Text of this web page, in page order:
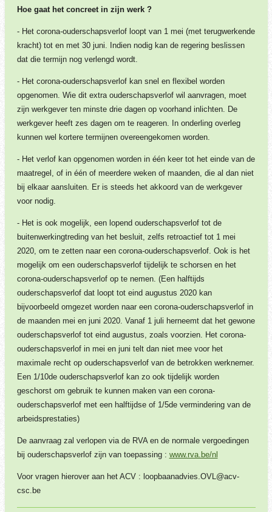
Hoe gaat het concreet in zijn werk ?
- Het corona-ouderschapsverlof loopt van 1 mei (met terugwerkende
kracht) tot en met 30 juni. Indien nodig kan de regering beslissen
dat die termijn nog verlengd wordt.
- Het corona-ouderschapsverlof kan snel en flexibel worden
opgenomen. Wie dit extra ouderschapsverlof wil aanvragen, moet
zijn werkgever ten minste drie dagen op voorhand inlichten. De
werkgever heeft zes dagen om te reageren. In onderling overleg
kunnen wel kortere termijnen overeengekomen worden.
- Het verlof kan opgenomen worden in één keer tot het einde van de
maatregel, of in één of meerdere weken of maanden, die al dan niet
bij elkaar aansluiten. Er is steeds het akkoord van de werkgever
voor nodig.
- Het is ook mogelijk, een lopend ouderschapsverlof tot de
buitenwerkingtreding van het besluit, zelfs retroactief tot 1 mei
2020, om te zetten naar een corona-ouderschapsverlof. Ook is het
mogelijk om een ouderschapsverlof tijdelijk te schorsen en het
corona-ouderschapsverlof op te nemen. (Een halftijds
ouderschapsverlof dat loopt tot eind augustus 2020 kan
bijvoorbeeld omgezet worden naar een corona-ouderschapsverlof in
de maanden mei en juni 2020. Vanaf 1 juli herneemt dat het gewone
ouderschapsverlof tot eind augustus, zoals voorzien. Het corona-
ouderschapsverlof in mei en juni telt dan niet mee voor het
maximale recht op ouderschapsverlof van de betrokken werknemer.
Een 1/10de ouderschapsverlof kan zo ook tijdelijk worden
geschorst om gebruik te kunnen maken van een corona-
ouderschapsverlof met een halftijdse of 1/5de vermindering van de
arbeidsprestaties)
De aanvraag zal verlopen via de RVA en de normale vergoedingen
bij ouderschapsverlof zijn van toepassing : www.rva.be/nl
Voor vragen hierover aan het ACV : loopbaanadvies.OVL@acv-
csc.be